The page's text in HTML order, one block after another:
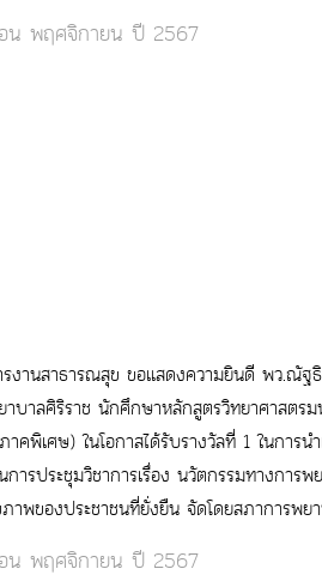
น พฤศจิกายน ปี 2567
รงานสาธารณสุข ขอแสดงความยินดี พว.ณั
าบาลศิริราช นักศึกษาหลักสูตรวิทยาศาสตร
คพิเศษ) ในโอกาสได้รับรางวัลที่ 1 ในการน
ารประชุมวิชาการเรื่อง นวัตกรรมทางการพ
าพของประชาชนที่ยั่งยืน จัดโดยสภาการพย
น พฤศจิกายน ปี 2567